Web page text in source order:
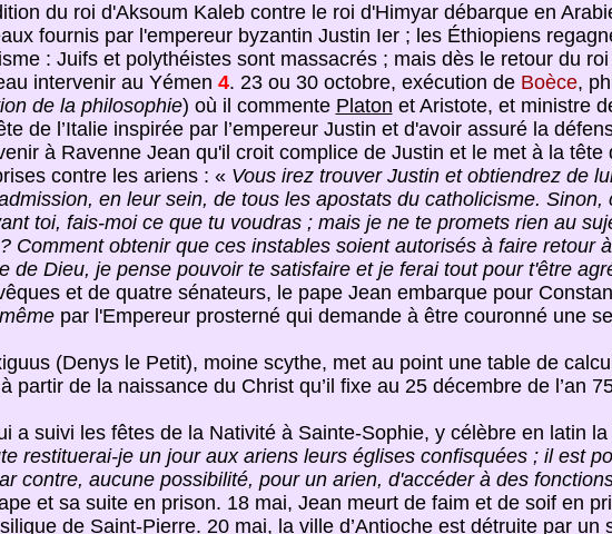
du roi d'Aksoum Kaleb contre le roi d'Himyar débarque en
fournis par l'empereur byzantin Justin Ier ; les Éthiopiens
: Juifs et polythéistes sont massacrés ; mais dès le retour du
intervenir au Yémen 4. 23 ou 30 octobre, exécution de Boèce,
de la philosophie) où il commente Platon et Aristote, et ministre
de l’Italie inspirée par l’empereur Justin et d'avoir assuré la
à Ravenne Jean qu'il croit complice de Justin et le met à la
contre les ariens : « Vous irez trouver Justin et obtiendrez de
en leur sein, de tous les apostats du catholicisme.
toi, fais-moi ce que tu voudras ; mais je ne te promets rien au
Comment obtenir que ces instables soient autorisés à faire retour
de Dieu, je pense pouvoir te satisfaire et je ferai tout pour t'être
et de quatre sénateurs, le pape Jean embarque pour
par l'Empereur prosterné qui demande à être couronné une
(Denys le Petit), moine scythe, met au point une table de
partir de la naissance du Christ qu’il fixe au 25 décembre de l’an
a suivi les fêtes de la Nativité à Sainte-Sophie, y célèbre en latin
restituerai-je un jour aux ariens leurs églises confisquées ; il est
contre, aucune possibilité, pour un arien, d'accéder à des
et sa suite en prison. 18 mai, Jean meurt de faim et de soif en
de Saint-Pierre. 20 mai, la ville d’Antioche est détruite par un